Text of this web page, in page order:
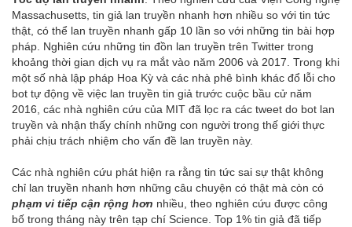
Massachusetts, tin giả lan truyền nhanh hơn nhiều so với tin tức
thật, có thể lan truyền nhanh gấp 10 lần so với những tin bài hợp
pháp. Nghiên cứu những tin đồn lan truyền trên Twitter trong
khoảng thời gian dịch vụ ra mắt vào năm 2006 và 2017. Trong khi
một số nhà lập pháp Hoa Kỳ và các nhà phê bình khác đổ lỗi cho
bot tự động về việc lan truyền tin giả trước cuộc bầu cử năm
2016, các nhà nghiên cứu của MIT đã lọc ra các tweet do bot lan
truyền và nhận thấy chính những con người trong thế giới thực
phải chịu trách nhiệm cho vấn đề lan truyền này.
Các nhà nghiên cứu phát hiện ra rằng tin tức sai sự thật không
chỉ lan truyền nhanh hơn những câu chuyện có thật mà còn có
phạm vi tiếp cận rộng hơn nhiều, theo nghiên cứu được công
bố trong tháng này trên tạp chí Science. Top 1% tin giả đã tiếp